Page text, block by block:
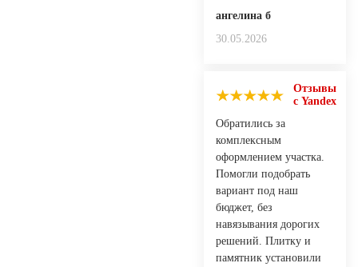
ангелина б
30.05.2026
Отзывы
с Yandex
Обратились за
комплексным
оформлением участка.
Помогли подобрать
вариант под наш
бюджет, без
навязывания дорогих
решений. Плитку и
памятник установили